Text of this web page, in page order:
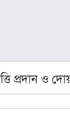
প্রদান ও